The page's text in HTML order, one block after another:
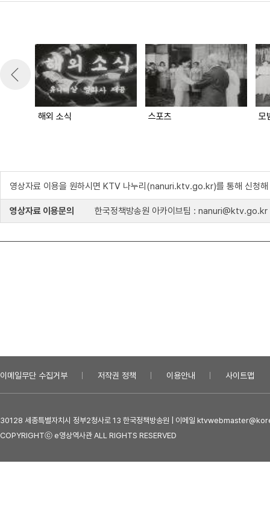
해외 소식 스포츠 모
영상자료 이용을 원하시면 KTV 나누리(nanuri.ktv.go.kr)를 통해 신청해
영상자료 이용문의 한국정책방송원 아카이브팀 : nanuri@ktv.go.kr
이메일무단 수집거부 저작권 정책 이용안내 사이트맵
30128 세종특별자치시 정부2청사로 13 한국정책방송원 | 이메일
COPYRIGHTⓒ e영상역사관 ALL RIGHTS RESERVED